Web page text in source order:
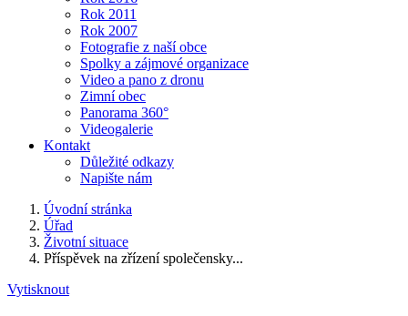
Rok 2011
Rok 2007
Fotografie z naší obce
Spolky a zájmové organizace
Video a pano z dronu
Zimní obec
Panorama 360°
Videogalerie
Kontakt
Důležité odkazy
Napište nám
Úvodní stránka
Úřad
Životní situace
Příspěvek na zřízení společensky...
Vytisknout